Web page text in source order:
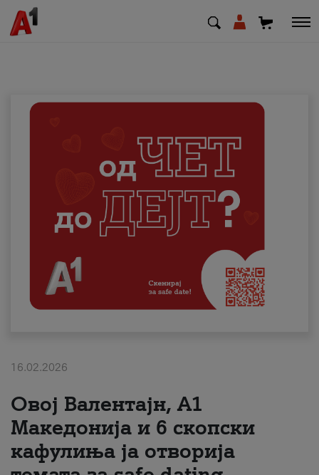
Деловни
Поддршка
Надополни кредит
Плати сметка
#ПодобарОнлајн
16.02.2026
Овој Валентајн, A1
Македонија и 6 скопски
кафулиња ја отворија